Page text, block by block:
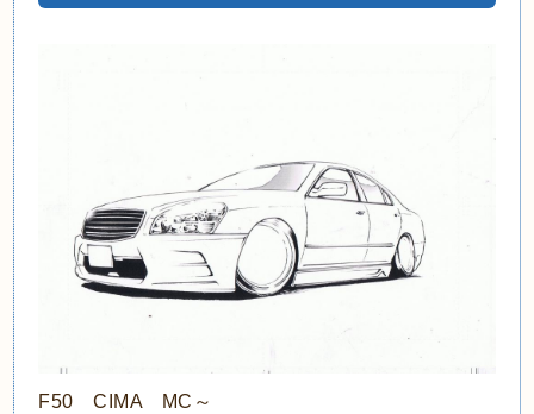
F50 CIMA MC～